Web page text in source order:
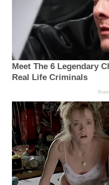
Meet The 6 Legendary
Real Life Criminals